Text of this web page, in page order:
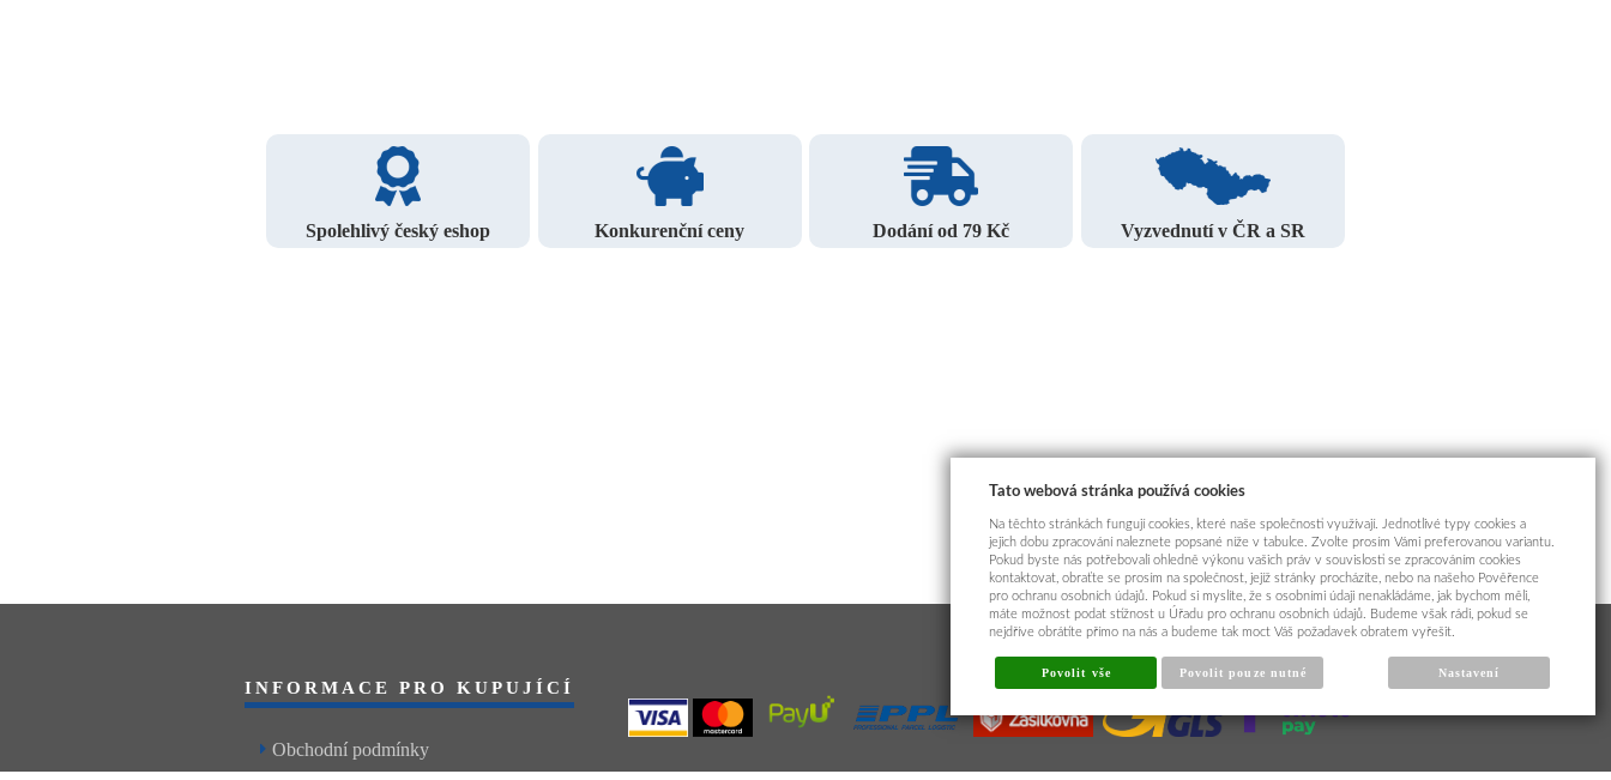
Spolehlivý český eshop Konkurenční ceny Dodání od 79 Kč Vyzvednutí v ČR a SR
INFORMACE PRO KUPUJÍCÍ
Obchodní podmínky
Tato webová stránka používá cookies
Na těchto stránkách fungují cookies, které naše společnosti využívají. Jednotlivé typy cookies a
jejich dobu zpracování naleznete popsané níže v tabulce. Zvolte prosím Vámi preferovanou variantu.
Pokud byste nás potřebovali ohledně výkonu vašich práv v souvislosti se zpracováním cookies
kontaktovat, obraťte se prosím na společnost, jejíž stránky procházíte, nebo na našeho Pověřence
pro ochranu osobních údajů. Pokud si myslíte, že s osobními údaji nenakládáme, jak bychom měli,
máte možnost podat stížnost u Úřadu pro ochranu osobních údajů. Budeme však rádi, pokud se
nejdříve obrátíte přímo na nás a budeme tak moct Váš požadavek obratem vyřešit.
Povolit vše Povolit pouze nutné Nastavení